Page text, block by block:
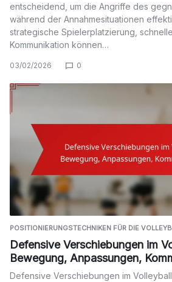
entscheidend, um die Angriffe des
während der Annahmesituationen
strategische Spielerplatzierung,
Kommunikation können…
03/02/2026 0
POSITIONIERUNGSTECHNIKEN FÜR DIE
Defensive Verschiebungen im
Bewegung, Anpassungen,
Defensive Verschiebungen im